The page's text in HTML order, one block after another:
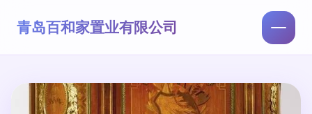
青岛百和家置业有限公司